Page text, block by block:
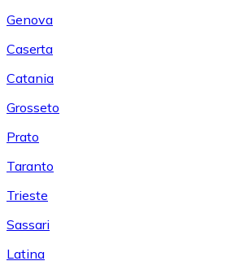
Genova
Caserta
Catania
Grosseto
Prato
Taranto
Trieste
Sassari
Latina